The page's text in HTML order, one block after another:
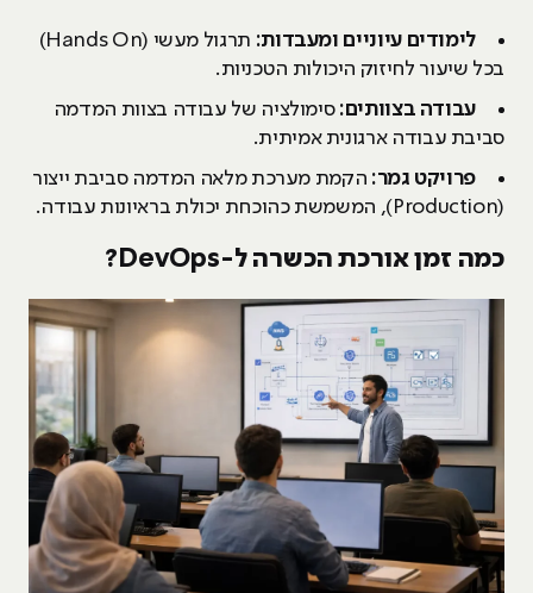
לימודים עיוניים ומעבדות:
תרגול מעשי (Hands On)
בכל שיעור לחיזוק היכולות הטכניות.
עבודה בצוותים: סימולציה של עבודה בצוות המדמה
סביבת עבודה ארגונית אמיתית.
פרויקט גמר: הקמת מערכת מלאה המדמה סביבת ייצור
(Production), המשמשת כהוכחת יכולת בראיונות עבודה.
כמה זמן אורכת הכשרה ל-DevOps?